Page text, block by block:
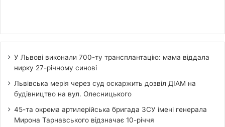
У Львові виконали 700-ту трансплантацію: мама віддала
нирку 27-річному синові
Львівська мерія через суд оскаржить дозвіл ДІАМ на
будівництво на вул. Олесницького
45-та окрема артилерійська бригада ЗСУ імені генерала
Мирона Тарнавського відзначає 10-річчя